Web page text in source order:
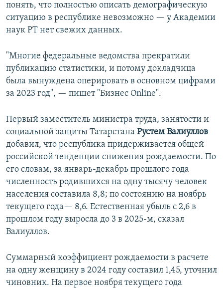
понять, что полностью описать демографическую
ситуацию в республике невозможно — у Академии
наук РТ нет свежих данных.
"Многие федеральные ведомства прекратили
публикацию статистики, и потому докладчица
была вынуждена оперировать в основном цифрами
за 2023 год", — пишет "Бизнес Online".
Первый заместитель министра труда, занятости и
социальной защиты Татарстана Рустем Валиуллов
добавил, что республика придерживается общей
российской тенденции снижения рождаемости. По
его словам, за январь-декабрь прошлого года
численность родившихся на одну тысячу человек
населения составила 8,8; по состоянию на ноябрь
текущего года— 8,6. Естественная убыль с 2,6 в
прошлом году выросла до 3 в 2025-м, сказал
Валиуллов.
Суммарный коэффициент рождаемости в расчете
на одну женщину в 2024 году составил 1,45, уточнил
чиновник. На первое ноября текущего года